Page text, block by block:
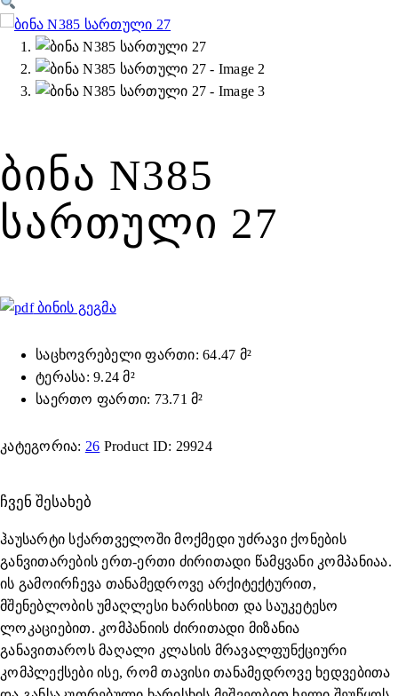
ᲑᲘᲜᲐ N385
ᲡᲐᲠᲗᲣᲚᲘ 27
ბინის გეგმა
საცხოვრებელი ფართი: 64.47 მ²
ტერასა: 9.24 მ²
საერთო ფართი: 73.71 მ²
კატეგორია: 26 Product ID: 29924
ᲩᲕᲔᲜ ᲨᲔᲡᲐᲮᲔᲑ
ჰაუსარტი სქართველოში მოქმედი უძრავი ქონების
განვითარების ერთ-ერთი ძირითადი წამყვანი კომპანიაა.
ის გამოირჩევა თანამედროვე არქიტექტურით,
მშენებლობის უმაღლესი ხარისხით და საუკეტესო
ლოკაციებით. კომპანიის ძირითადი მიზანია
განავითაროს მაღალი კლასის მრავალფუნქციური
კომპლექსები ისე, რომ თავისი თანამედროვე ხედვებითა